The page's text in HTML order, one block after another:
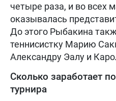
четыре раза, и во всех
оказывалась
До этого Рыбакина
теннисистку Марию
Александру Эалу и
Сколько заработает
турнира